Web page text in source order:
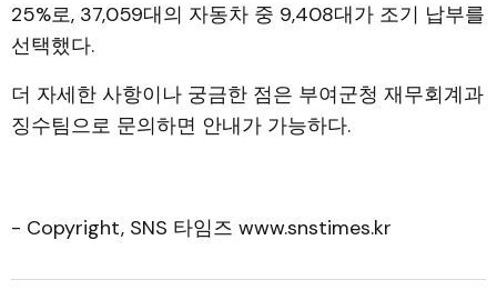
25%로, 37,059대의 자동차 중 9,408대가 조기 납부를
선택했다.
더 자세한 사항이나 궁금한 점은 부여군청 재무회계과
징수팀으로 문의하면 안내가 가능하다.
- Copyright, SNS 타임즈 www.snstimes.kr